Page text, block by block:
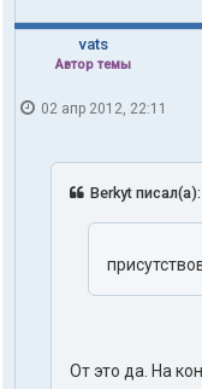
vats
Автор темы
02 апр 2012, 22:11
Berkyt писал(а):
От это да. На